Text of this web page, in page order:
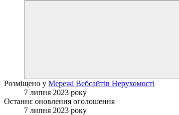
Розміщено у Мережі Вебсайтів Нерухомості
7 липня 2023 року
Останнє оновлення оголошення
7 липня 2023 року